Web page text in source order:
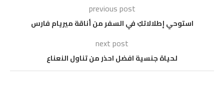
previous post
استوحي إطلالاتكِ في السفر من أناقة ميريام فارس
next post
لحياة جنسية افضل احذر من تناول النعناع